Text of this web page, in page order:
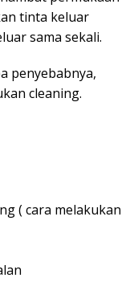
tinta keluar
sama sekali.
penyebabnya,
cleaning.
( cara melakukan